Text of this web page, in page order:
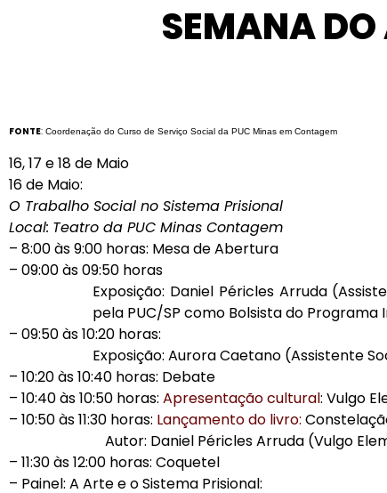
SEMANA DO
FONTE: Coordenação do Curso de Serviço Social da PUC Minas em Contagem
16, 17 e 18 de Maio
16 de Maio:
O Trabalho Social no Sistema Prisional
Local: Teatro da PUC Minas Contagem
– 8:00 às 9:00 horas: Mesa de Abertura
– 09:00 às 09:50 horas
Exposição: Daniel Péricles Arruda
pela PUC/SP como Bolsista do
– 09:50 às 10:20 horas:
Exposição: Aurora Caetano (Assistente
– 10:20 às 10:40 horas: Debate
– 10:40 às 10:50 horas: Apresentação cultural: Vulgo
– 10:50 às 11:30 horas: Lançamento do livro:
Autor: Daniel Péricles Arruda (Vulgo
– 11:30 às 12:00 horas: Coquetel
– Painel: A Arte e o Sistema Prisional: